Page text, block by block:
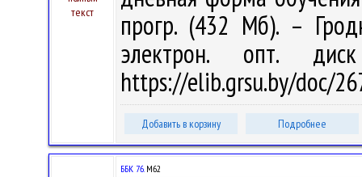
текст
прогр. (432 Мб). –
электрон. опт.
https://elib.grsu.by/doc/
Добавить в корзину Подробнее
ББК 76.М62